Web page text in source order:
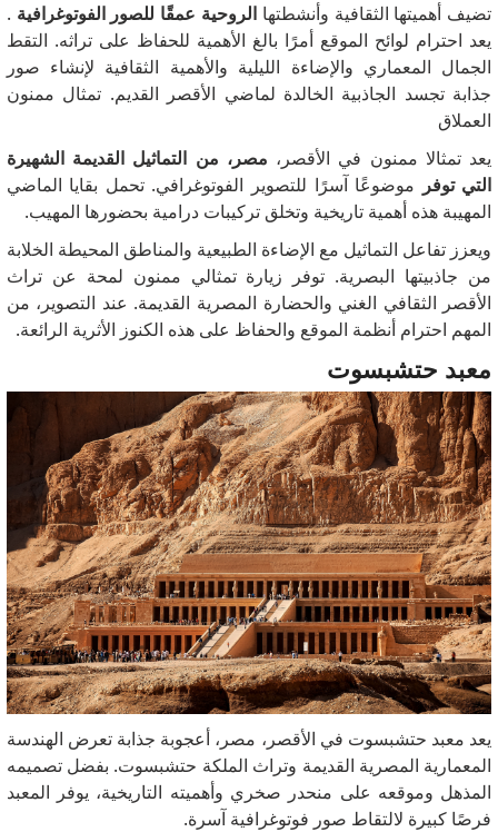
تضيف أهميتها الثقافية وأنشطتها الروحية عمقًا للصور الفوتوغرافية .
يعد احترام لوائح الموقع أمرًا بالغ الأهمية للحفاظ على تراثه. التقط
الجمال المعماري والإضاءة الليلية والأهمية الثقافية لإنشاء صور
جذابة تجسد الجاذبية الخالدة لماضي الأقصر القديم. تمثال ممنون
العملاق
يعد تمثالا ممنون في الأقصر، مصر، من التماثيل القديمة الشهيرة
التي توفر موضوعًا آسرًا للتصوير الفوتوغرافي.تحمل بقايا الماضي
المهيبة هذه أهمية تاريخية وتخلق تركيبات درامية بحضورها المهيب.
ويعزز تفاعل التماثيل مع الإضاءة الطبيعية والمناطق المحيطة الخلابة
من جاذبيتها البصرية. توفر زيارة تمثالي ممنون لمحة عن تراث
الأقصر الثقافي الغني والحضارة المصرية القديمة. عند التصوير، من
المهم احترام أنظمة الموقع والحفاظ على هذه الكنوز الأثرية الرائعة.
معبد حتشبسوت
يعد معبد حتشبسوت في الأقصر، مصر، أعجوبة جذابة تعرض الهندسة
المعمارية المصرية القديمة وتراث الملكة حتشبسوت. بفضل تصميمه
المذهل وموقعه على منحدر صخري وأهميته التاريخية، يوفر المعبد
فرصًا كبيرة لالتقاط صور فوتوغرافية آسرة.